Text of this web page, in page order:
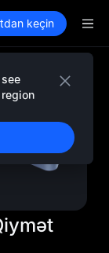
keçin